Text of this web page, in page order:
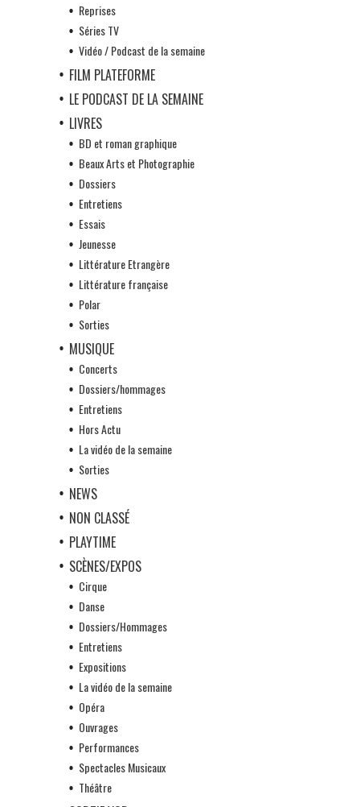
Reprises
Séries TV
Vidéo / Podcast de la semaine
FILM PLATEFORME
LE PODCAST DE LA SEMAINE
LIVRES
BD et roman graphique
Beaux Arts et Photographie
Dossiers
Entretiens
Essais
Jeunesse
Littérature Etrangère
Littérature française
Polar
Sorties
MUSIQUE
Concerts
Dossiers/hommages
Entretiens
Hors Actu
La vidéo de la semaine
Sorties
NEWS
NON CLASSÉ
PLAYTIME
SCÈNES/EXPOS
Cirque
Danse
Dossiers/Hommages
Entretiens
Expositions
La vidéo de la semaine
Opéra
Ouvrages
Performances
Spectacles Musicaux
Théâtre